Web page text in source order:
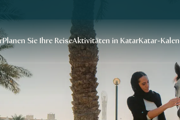
Planen Sie Ihre ReiseAktivitäten in KatarKatar-